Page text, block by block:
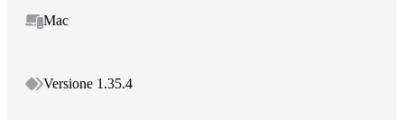
Mac
Versione 1.35.4